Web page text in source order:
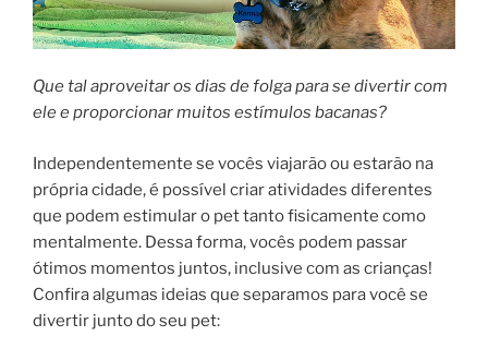
Que tal aproveitar os dias de folga para se divertir com
ele e proporcionar muitos estímulos bacanas?
Independentemente se vocês viajarão ou estarão na
própria cidade, é possível criar atividades diferentes
que podem estimular o pet tanto fisicamente como
mentalmente. Dessa forma, vocês podem passar
ótimos momentos juntos, inclusive com as crianças!
Confira algumas ideias que separamos para você se
divertir junto do seu pet: